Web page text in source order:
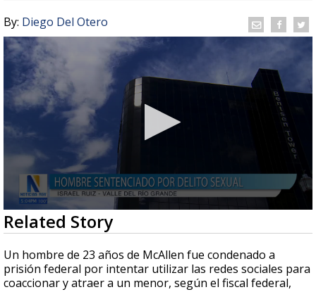
By: Diego Del Otero
0
seconds
of
38
seconds
Related Story
Un hombre de 23 años de McAllen fue condenado a
prisión federal por intentar utilizar las redes sociales para
coaccionar y atraer a un menor, según el fiscal federal,